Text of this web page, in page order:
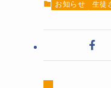
お知らせ 生徒